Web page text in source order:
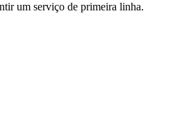
um serviço de primeira linha.